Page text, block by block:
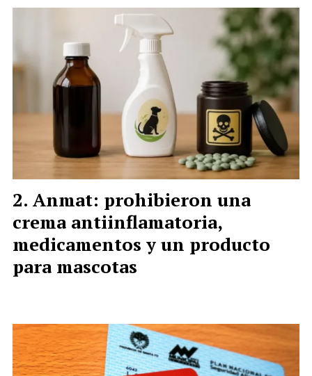
Anmat: prohibieron una
crema antiinflamatoria,
medicamentos y un producto
para mascotas